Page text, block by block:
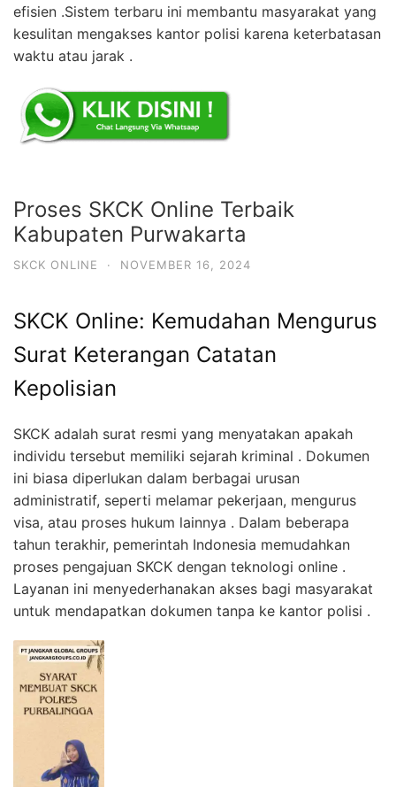
efisien .Sistem terbaru ini membantu masyarakat yang
kesulitan mengakses kantor polisi karena keterbatasan
waktu atau jarak .
Proses SKCK Online Terbaik
Kabupaten Purwakarta
SKCK ONLINE · NOVEMBER 16, 2024
SKCK Online: Kemudahan Mengurus
Surat Keterangan Catatan
Kepolisian
SKCK adalah surat resmi yang menyatakan apakah
individu tersebut memiliki sejarah kriminal . Dokumen
ini biasa diperlukan dalam berbagai urusan
administratif, seperti melamar pekerjaan, mengurus
visa, atau proses hukum lainnya . Dalam beberapa
tahun terakhir, pemerintah Indonesia memudahkan
proses pengajuan SKCK dengan teknologi online .
Layanan ini menyederhanakan akses bagi masyarakat
untuk mendapatkan dokumen tanpa ke kantor polisi .